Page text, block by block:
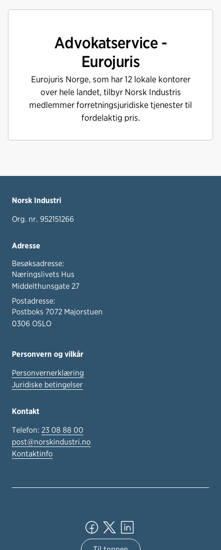
Advokatservice -
Eurojuris
Eurojuris Norge, som har 12 lokale kontorer
over hele landet, tilbyr Norsk Industris
medlemmer forretningsjuridiske tjenester til
fordelaktig pris.
Norsk Industri
Org. nr. 952151266
Adresse
Besøksadresse:
Næringslivets Hus
Middelthunsgate 27
Postadresse:
Postboks 7072 Majorstuen
0306 OSLO
Personvern og vilkår
Personvernerklæring
Juridiske betingelser
Kontakt
Telefon: 23 08 88 00
post@norskindustri.no
Kontaktinfo